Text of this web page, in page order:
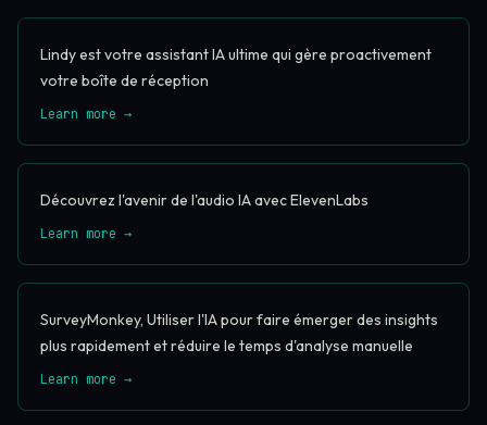
Lindy est votre assistant IA ultime qui gère proactivement
votre boîte de réception
Learn more →
Découvrez l'avenir de l'audio IA avec ElevenLabs
Learn more →
SurveyMonkey, Utiliser l'IA pour faire émerger des insights
plus rapidement et réduire le temps d'analyse manuelle
Learn more →